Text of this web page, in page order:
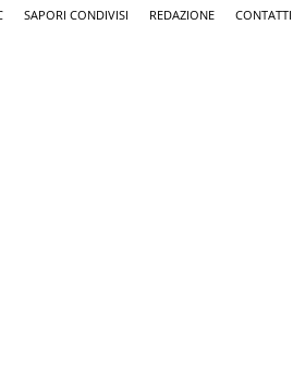
SAPORI CONDIVISI REDAZIONE CONTATTI